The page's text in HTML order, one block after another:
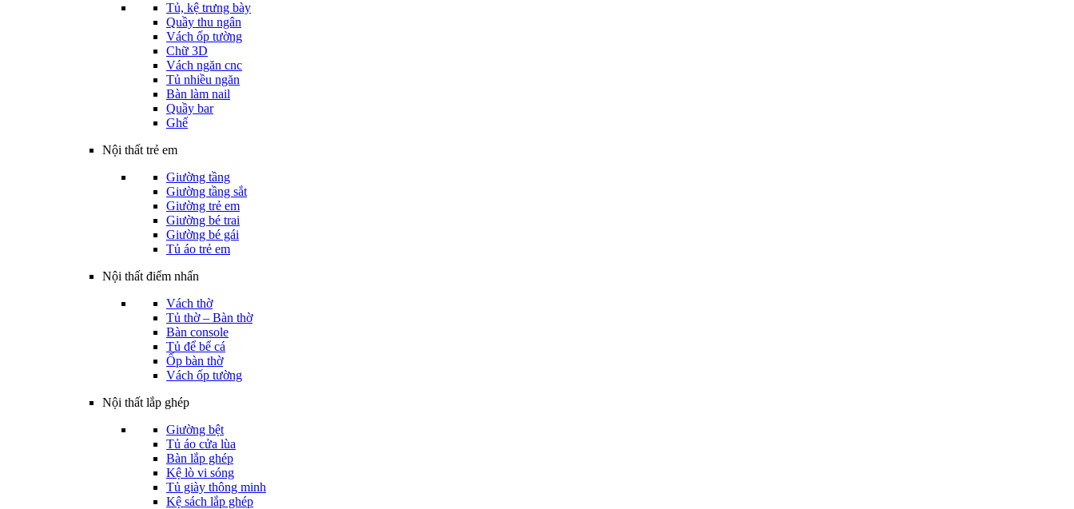
Tủ, kệ trưng bày
Quầy thu ngân
Vách ốp tường
Chữ 3D
Vách ngăn cnc
Tủ nhiều ngăn
Bàn làm nail
Quầy bar
Ghế
Nội thất trẻ em
Giường tầng
Giường tầng sắt
Giường trẻ em
Giường bé trai
Giường bé gái
Tủ áo trẻ em
Nội thất điểm nhấn
Vách thờ
Tủ thờ – Bàn thờ
Bàn console
Tủ để bể cá
Ốp bàn thờ
Vách ốp tường
Nội thất lắp ghép
Giường bệt
Tủ áo cửa lùa
Bàn lắp ghép
Kệ lò vi sóng
Tủ giày thông minh
Kệ sách lắp ghép